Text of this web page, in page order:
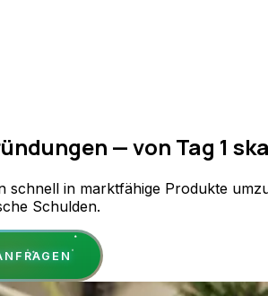
— von Tag 1
schnell in marktfähige Produkte
Schulden.